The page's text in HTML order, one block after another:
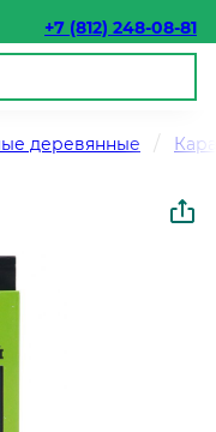
+7 (812) 248-08-81
деревянные